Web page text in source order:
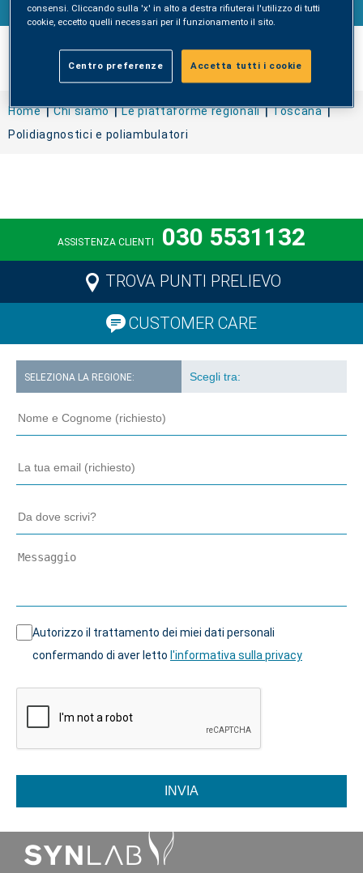
Home Chi siamo Le piattaforme regionali
Toscana
Polidiagnostici e poliambulatori
ASSISTENZA CLIENTI 030 5531132
TROVA PUNTI PRELIEVO
CUSTOMER CARE
SELEZIONA LA REGIONE:
Autorizzo il trattamento dei miei dati personali
confermando di aver letto l'informativa sulla privacy
INVIA
consensi. Cliccando sulla 'x' in alto a destra rifiuterai l'utilizzo di tutti
cookie, eccetto quelli necessari per il funzionamento il sito.
Centro preferenze Accetta tutti i cookie